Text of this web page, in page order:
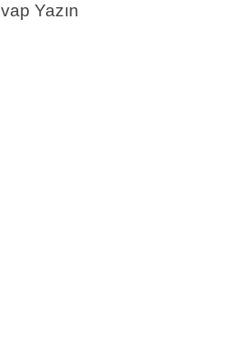
Yazın